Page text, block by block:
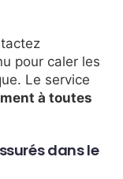
pour caler les
Le service
à toutes
dans le